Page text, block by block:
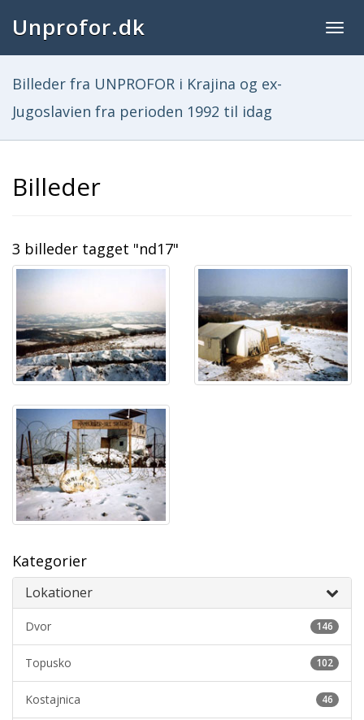
Unprofor.dk
Billeder fra UNPROFOR i Krajina og ex-
Jugoslavien fra perioden 1992 til idag
Billeder
3 billeder tagget "nd17"
Kategorier
Lokationer
146
Dvor
102
Topusko
46
Kostajnica